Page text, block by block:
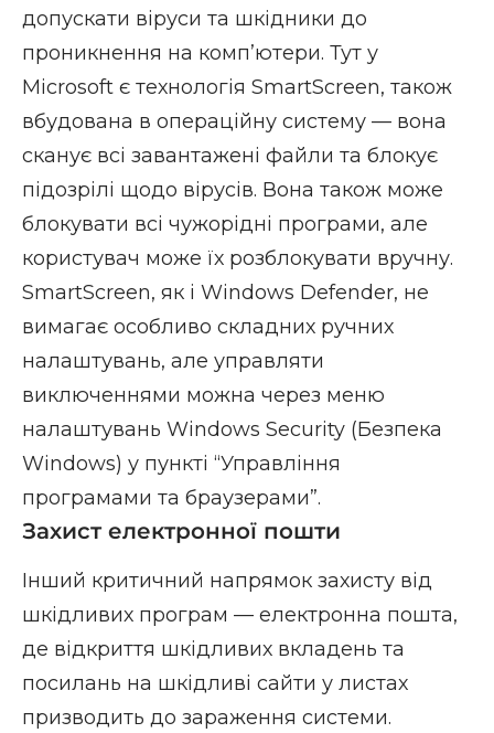
допускати віруси та шкідники до
проникнення на комп’ютери. Тут у
Microsoft є технологія SmartScreen, також
вбудована в операційну систему — вона
сканує всі завантажені файли та блокує
підозрілі щодо вірусів. Вона також може
блокувати всі чужорідні програми, але
користувач може їх розблокувати вручну.
SmartScreen, як і Windows Defender, не
вимагає особливо складних ручних
налаштувань, але управляти
виключеннями можна через меню
налаштувань Windows Security (Безпека
Windows) у пункті “Управління
програмами та браузерами”.
Захист електронної пошти
Інший критичний напрямок захисту від
шкідливих програм — електронна пошта,
де відкриття шкідливих вкладень та
посилань на шкідливі сайти у листах
призводить до зараження системи.